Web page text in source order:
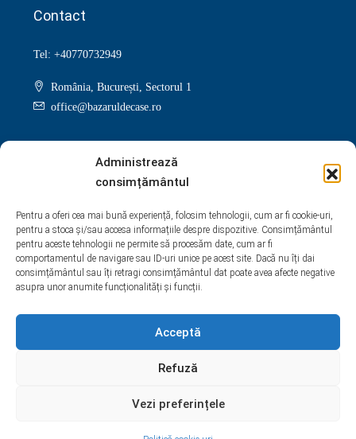
Administrează
consimțământul
Pentru a oferi cea mai bună experiență, folosim tehnologii, cum ar fi cookie-uri,
pentru a stoca și/sau accesa informațiile despre dispozitive. Consimțământul
pentru aceste tehnologii ne permite să procesăm date, cum ar fi
comportamentul de navigare sau ID-uri unice pe acest site. Dacă nu îți dai
consimțământul sau îți retragi consimțământul dat poate avea afecte negative
asupra unor anumite funcționalități și funcții.
Acceptă
Refuză
Vezi preferințele
Contact
Tel: +40770732949
România, București, Sectorul 1
office@bazaruldecase.ro
Google + Youtube Pinterest Yelp
WhatsApp
© BazarulDeCase.ro 2009 - 2026 Toate drepturile rezervate.